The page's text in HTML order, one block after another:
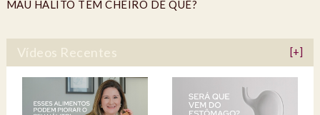
MAU HÁLITO TEM CHEIRO DE QUÊ?
Vídeos Recentes [+]